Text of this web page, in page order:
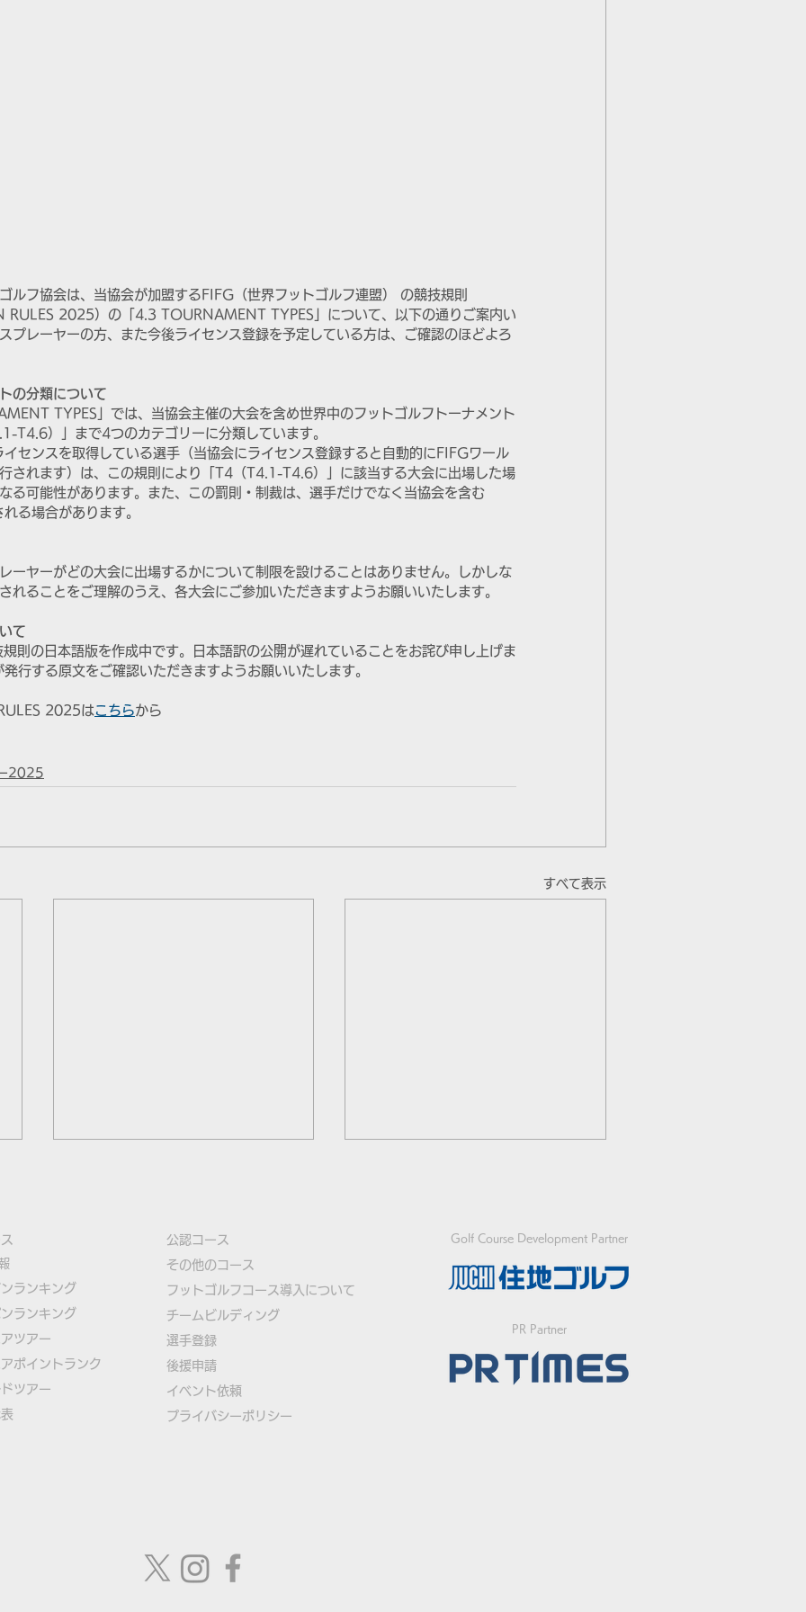
ルフ協会は、当協会が加盟するFIFG（世界フットゴルフ連盟） の競技規則
2025）の「4.3 TOURNAMENT TYPES」について、以下の通りご案内い
プレーヤーの方、また今後ライセンス登録を予定している方は、ご確認のほどよろ
の分類について
TYPES」では、当協会主催の大会を含め世界中のフットゴルフトーナメント
T4.6）」まで4つのカテゴリーに分類しています。
センスを取得している選手（当協会にライセンス登録すると自動的にFIFGワール
されます）は、この規則により「T4（T4.1-T4.6）」に該当する大会に出場した場
る可能性があります。また、この罰則・制裁は、選手だけでなく当協会を含む
る場合があります。
ーヤーがどの大会に出場するかについて制限を設けることはありません。しかしな
れることをご理解のうえ、各大会にご参加いただきますようお願いいたします。
て
則の日本語版を作成中です。日本語訳の公開が遅れていることをお詫び申し上げま
行する原文をご確認いただきますようお願いいたします。
2025は こちらから
2025
すべて表示
本物のサッカーボールを使用
したフットゴルフゲームアプ
リ「FOOTGOLF PUTT
CHALLENGE」誕生！
【緊急】FIFGユースフット
ゴルフワールドカップ2026
日本代表決定戦の開催につい
ランキング
ランキング
ツアー
ポイントランク
ツアー
公認コース
​その他のコース
​ フットゴルフコース導入について
​チームビルディング
選手登録​
​後援申請
​イベント依頼
プライバシーポリシー
Golf Course Development Partner
PR Partner